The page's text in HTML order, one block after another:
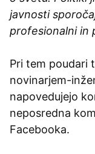
javnosti
profesionalni in
Pri tem poudari
novinarjem-
napovedujejo
neposredna
Facebooka.